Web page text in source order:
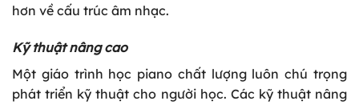
hơn về cấu trúc âm nhạc.
Kỹ thuật nâng cao
Một giáo trình học piano chất lượng luôn chú trọng
phát triển kỹ thuật cho người học. Các kỹ thuật nâng